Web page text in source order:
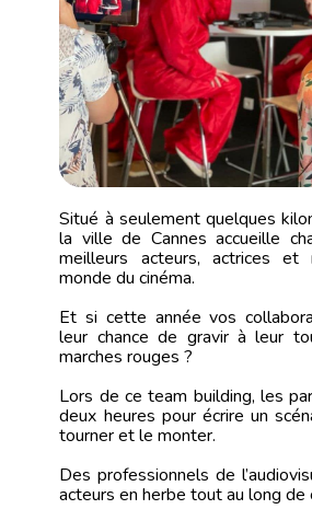
Situé à seulement quelques
la ville de Cannes accueille
meilleurs acteurs, actrices et
monde du cinéma.
Et si cette année vos
leur chance de gravir à leur
marches rouges ?
Lors de ce team building, les
deux heures pour écrire un
tourner et le monter.
Des professionnels de
acteurs en herbe tout au long de